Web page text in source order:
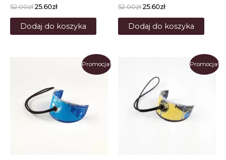
52.00złPierwotna
wynosiła:
52.00zł.
25.60złAktualna
wynosi:
25.60zł.
Dodaj do koszyka
52.00złPierwotna
wynosiła:
52.00zł.
25.60złAktualna
wynosi:
25.60zł.
Dodaj do koszyka
Promocja! Promocja!